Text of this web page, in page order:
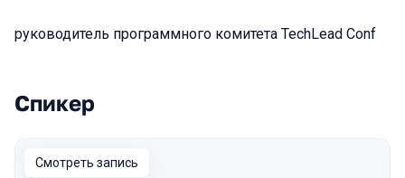
руководитель программного комитета TechLead Conf
Выступления в сезоне 2021 Moscow
Спикер
Смотреть запись